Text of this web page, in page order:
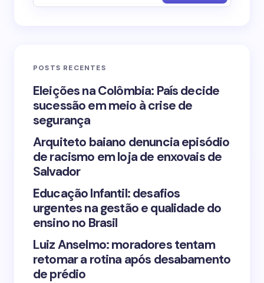
Your Comment *
Save my name and email in this browser for the
Submit Comment
POSTS RECENTES
Eleições na Colômbia: País decide
sucessão em meio à crise de
segurança
Arquiteto baiano denuncia episódio
de racismo em loja de enxovais de
Salvador
Educação Infantil: desafios
urgentes na gestão e qualidade do
ensino no Brasil
Luiz Anselmo: moradores tentam
retomar a rotina após desabamento
de prédio